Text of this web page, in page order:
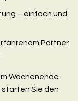
– einfach und
Partner
Wochenende.
Sie den